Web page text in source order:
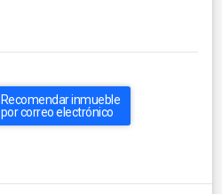
Recomendar inmueble
por correo electrónico